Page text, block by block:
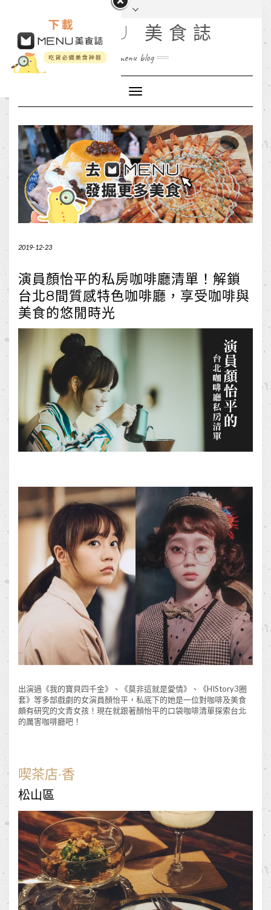
MENU 美食誌
menu blog
Toggle
Navigation
2019-12-23
演員顏怡平的私房咖啡廳清單！解鎖
台北8間質感特色咖啡廳，享受咖啡與
美食的悠閒時光
出演過《我的寶貝四千金》、《莫非這就是愛情》、《HIStory3圈
套》等多部戲劇的女演員顏怡平，私底下的她是一位對咖啡及美食
頗有研究的文青女孩！現在就跟著顏怡平的口袋咖啡清單探索台北
的厲害咖啡廳吧！
喫茶店·香
松山區